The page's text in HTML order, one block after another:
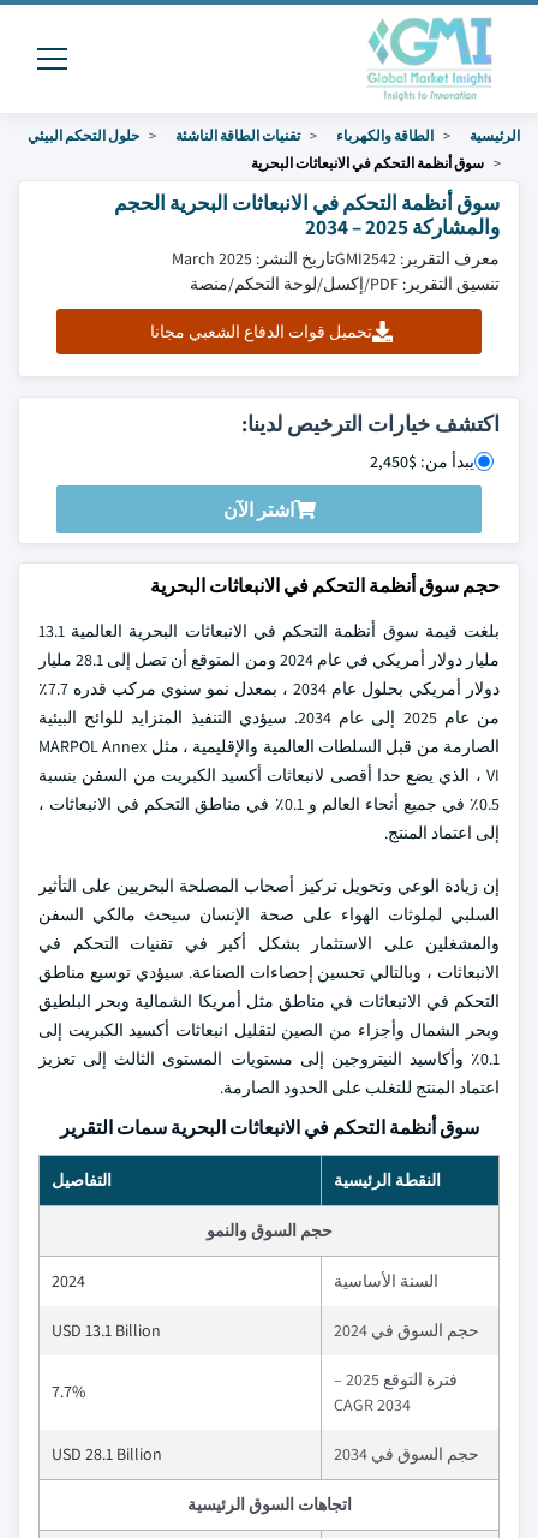
الرئيسية الطاقة والكهرباء تقنيات الطاقة الناشئة
حلول التحكم البيئي
سوق أنظمة التحكم في الانبعاثات البحرية
سوق أنظمة التحكم في الانبعاثات البحرية الحجم
والمشاركة 2025 – 2034
معرف التقرير: GMI2542
تاريخ النشر: March 2025
تنسيق التقرير: PDF/إكسل/لوحة التحكم/منصة
تحميل قوات الدفاع الشعبي مجانا
اكتشف خيارات الترخيص لدينا:
يبدأ من: $2,450
اشتر الآن
حجم سوق أنظمة التحكم في الانبعاثات البحرية
بلغت قيمة سوق أنظمة التحكم في الانبعاثات البحرية العالمية 13.1
مليار دولار أمريكي في عام 2024 ومن المتوقع أن تصل إلى 28.1 مليار
دولار أمريكي بحلول عام 2034 ، بمعدل نمو سنوي مركب قدره 7.7٪
من عام 2025 إلى عام 2034. سيؤدي التنفيذ المتزايد للوائح البيئية
الصارمة من قبل السلطات العالمية والإقليمية ، مثل MARPOL Annex
VI ، الذي يضع حدا أقصى لانبعاثات أكسيد الكبريت من السفن بنسبة
0.5٪ في جميع أنحاء العالم و 0.1٪ في مناطق التحكم في الانبعاثات ،
إلى اعتماد المنتج.
إن زيادة الوعي وتحويل تركيز أصحاب المصلحة البحريين على التأثير
السلبي لملوثات الهواء على صحة الإنسان سيحث مالكي السفن
والمشغلين على الاستثمار بشكل أكبر في تقنيات التحكم في
الانبعاثات ، وبالتالي تحسين إحصاءات الصناعة. سيؤدي توسيع مناطق
التحكم في الانبعاثات في مناطق مثل أمريكا الشمالية وبحر البلطيق
وبحر الشمال وأجزاء من الصين لتقليل انبعاثات أكسيد الكبريت إلى
0.1٪ وأكاسيد النيتروجين إلى مستويات المستوى الثالث إلى تعزيز
اعتماد المنتج للتغلب على الحدود الصارمة.
سوق أنظمة التحكم في الانبعاثات البحرية سمات التقرير
النقطة الرئيسية التفاصيل
حجم السوق والنمو
السنة الأساسية 2024
حجم السوق في 2024 USD 13.1 Billion
فترة التوقع 2025 –
2034 CAGR
7.7%
حجم السوق في 2034 USD 28.1 Billion
اتجاهات السوق الرئيسية